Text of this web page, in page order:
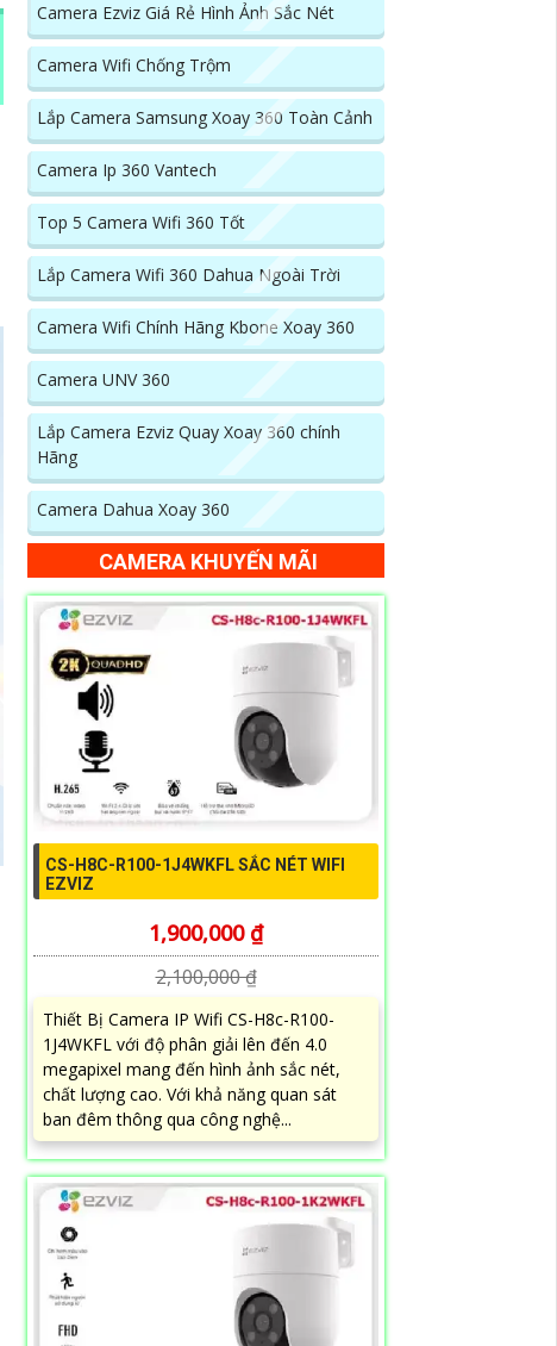
Camera Ezviz Giá Rẻ Hình Ảnh Sắc Nét
Camera Wifi Chống Trộm
Lắp Camera Samsung Xoay 360 Toàn Cảnh
Camera Ip 360 Vantech
Top 5 Camera Wifi 360 Tốt
Lắp Camera Wifi 360 Dahua Ngoài Trời
Camera Wifi Chính Hãng Kbone Xoay 360
Camera UNV 360
Lắp Camera Ezviz Quay Xoay 360 chính
Hãng
Camera Dahua Xoay 360
CAMERA KHUYẾN MÃI
CS-H8C-R100-1J4WKFL SẮC NÉT WIFI
EZVIZ
1,900,000 ₫
2,100,000 ₫
Thiết Bị Camera IP Wifi CS-H8c-R100-
1J4WKFL với độ phân giải lên đến 4.0
megapixel mang đến hình ảnh sắc nét,
chất lượng cao. Với khả năng quan sát
ban đêm thông qua công nghệ...